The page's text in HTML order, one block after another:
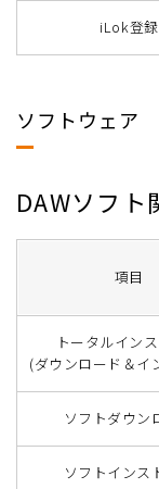
iLok登録
ソフトウェア
DAWソフト
項目
トータルイン
(ダウンロード＆イ
ソフトダウン
ソフトインス